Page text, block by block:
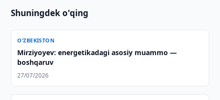
Shuningdek o'qing
O‘ZBEKISTON
Mirziyoyev: energetikadagi asosiy muammo —
boshqaruv
27/07/2026